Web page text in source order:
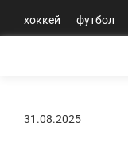
хоккей футбол
31.08.2025